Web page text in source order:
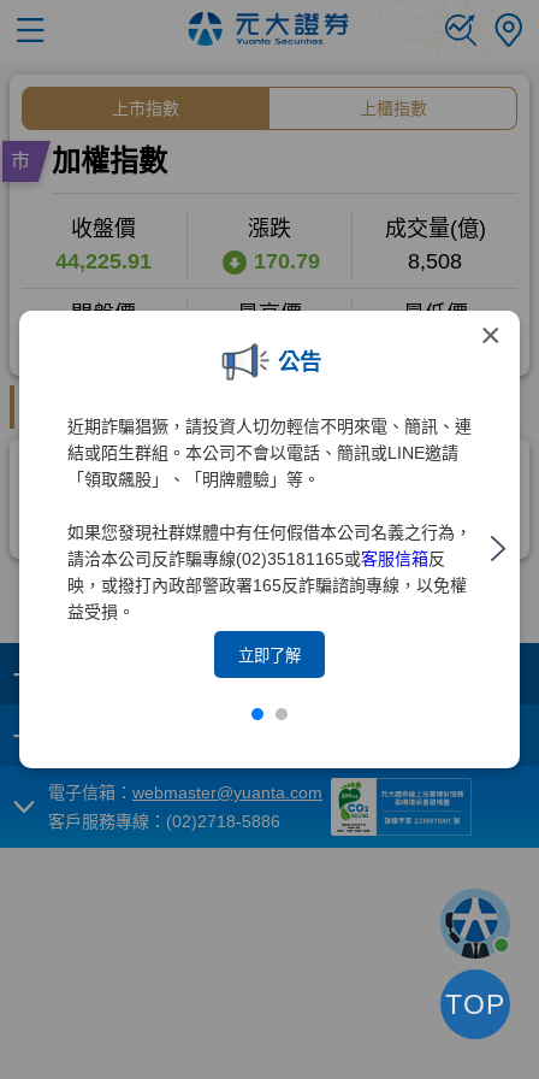
×
公告
近期詐騙猖獗，請投資人切勿輕信不明來電、簡訊、連
結或陌生群組。本公司不會以電話、簡訊或LINE邀請
「領取飆股」、「明牌體驗」等。
如果您發現社群媒體中有任何假借本公司名義之行為，
請洽本公司反詐騙專線(02)35181165或客服信箱反
映，或撥打內政部警政署165反詐騙諮詢專線，以免權
益受損。
立即了解
+
+
電子信箱： webmaster@yuanta.com
客戶服務專線：(02)2718-5886
TOP